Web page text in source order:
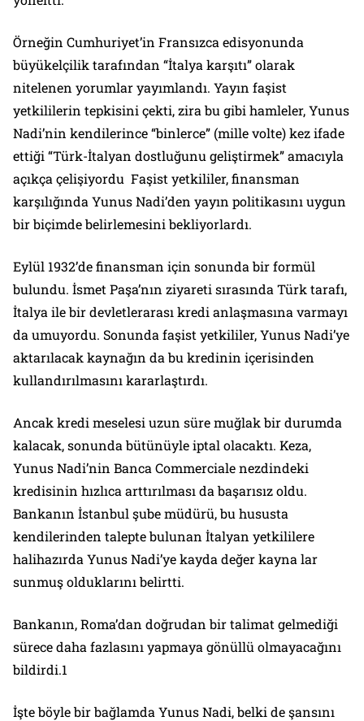
Örneğin Cumhuriyet’in Fransızca edisyonunda
büyükelçilik tarafından “İtalya karşıtı” olarak
nitelenen yorumlar yayımlandı. Yayın faşist
yetkililerin tepkisini çekti, zira bu gibi hamleler, Yunus
Nadi’nin kendilerince “binlerce” (mille volte) kez ifade
ettiği “Türk-İtalyan dostluğunu geliştirmek” amacıyla
açıkça çelişiyordu Faşist yetkililer, finansman
karşılığında Yunus Nadi’den yayın politikasını uygun
bir biçimde belirlemesini bekliyorlardı.
Eylül 1932’de finansman için sonunda bir formül
bulundu. İsmet Paşa’nın ziyareti sırasında Türk tarafı,
İtalya ile bir devletlerarası kredi anlaşmasına varmayı
da umuyordu. Sonunda faşist yetkililer, Yunus Nadi’ye
aktarılacak kaynağın da bu kredinin içerisinden
kullandırılmasını kararlaştırdı.
Ancak kredi meselesi uzun süre muğlak bir durumda
kalacak, sonunda bütünüyle iptal olacaktı. Keza,
Yunus Nadi’nin Banca Commerciale nezdindeki
kredisinin hızlıca arttırılması da başarısız oldu.
Bankanın İstanbul şube müdürü, bu hususta
kendilerinden talepte bulunan İtalyan yetkililere
halihazırda Yunus Nadi’ye kayda değer kayna lar
sunmuş olduklarını belirtti.
Bankanın, Roma’dan doğrudan bir talimat gelmediği
sürece daha fazlasını yapmaya gönüllü olmayacağını
bildirdi.1
İşte böyle bir bağlamda Yunus Nadi, belki de şansını